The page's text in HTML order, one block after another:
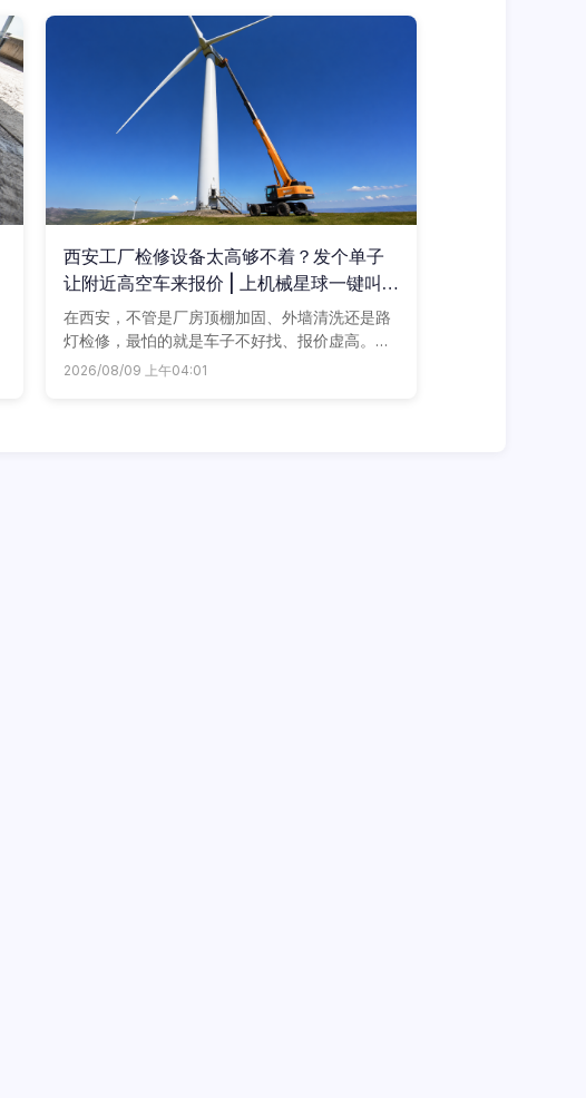
西安工厂检修设备太高够不着？发个单子
让附近高空车来报价 | 上机械星球一键叫
车
在西安，不管是厂房顶棚加固、外墙清洗还是路
灯检修，最怕的就是车子不好找、报价虚高。现
在，只要在机械星球发个单子，附近几个高空车
2026/08/09 上午04:01